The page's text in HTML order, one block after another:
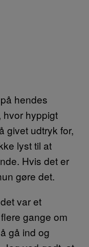
hendes
hvor hyppigt
givet udtryk for,
lyst til at
Hvis det er
gøre det.
var et
gange om
gå ind og